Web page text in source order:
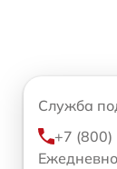
Служба
+7